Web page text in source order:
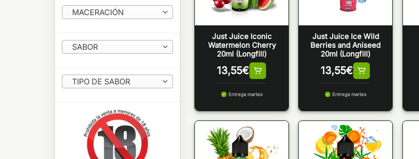
MACERACIÓN
SABOR
TIPO DE SABOR
Just Juice Iconic
Watermelon Cherry
20ml (Longfill)
13,55€
Entrega martes
Just Juice Ice Wild
Berries and Aniseed
20ml (Longfill)
13,55€
Entrega martes